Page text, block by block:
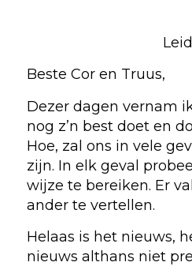
Beste Cor en Truus,
Dezer dagen vernam
nog z’n best doet en
Hoe, zal ons in vele
zijn. In elk geval
wijze te bereiken. Er
ander te vertellen.
Helaas is het nieuws,
nieuws althans niet